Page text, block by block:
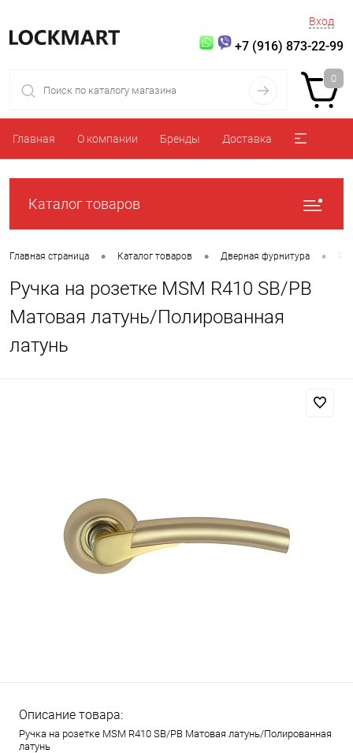
Вход
+7 (916) 873-22-99
0
Главная О компании Бренды Доставка
Каталог товаров
Главная страница • Каталог товаров • Дверная фурнитура •
Ручка на розетке MSM R410 SB/PB
Матовая латунь/Полированная
латунь
Описание товара:
Ручка на розетке MSM R410 SB/PB Матовая латунь/Полированная
латунь